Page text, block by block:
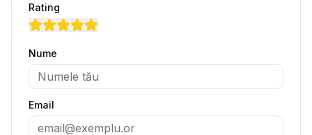
Rating
Nume
Email